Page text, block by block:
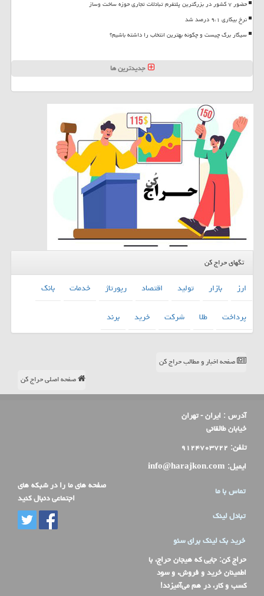
حضور ۷ کشور در بزرگترین پلتفرم تبادلات تجاری حوزه ساخت وساز
نرخ بیکاری ۹،۱ درصد شد
سیگار برگ چیست و چگونه بهترین انتخاب را داشته باشیم؟
جدیدترین ها
تگهای حراج کن
ارز بازار تولید اقتصاد رپورتاژ خدمات
بانك
پرداخت
طلا شركت خرید برند
صفحه اخبار و مطالب حراج کن
صفحه اصلی حراج کن
آدرس : ایران - تهران
خیابان طالقانی
تلفن: ۹۱۲۴۷۰۳۷۲۲
ایمیل: info@harajkon.com
تماس با ما
تبادل لینک
خرید بک لینک برای سئو
حراج کن: جایی که هیجان حراج، با
اطمینان خرید و فروش، و سود
کسب و کار، در هم می‌آمیزند!
صفحه های ما را در شبکه های
اجتماعی دنبال کنید